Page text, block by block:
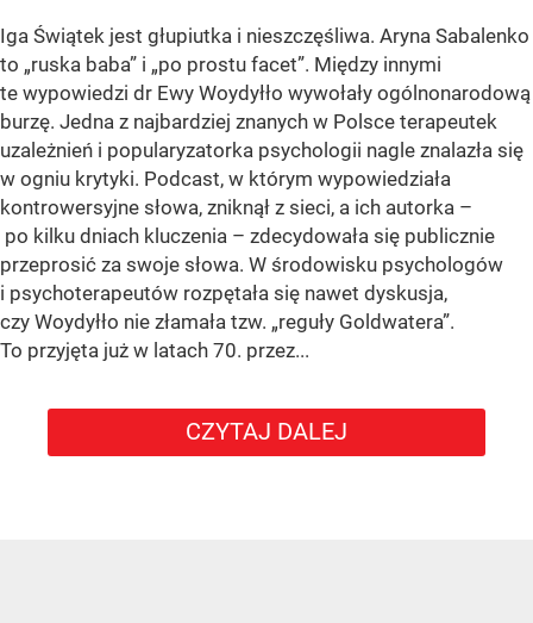
Iga Świątek jest głupiutka i nieszczęśliwa. Aryna Sabalenko
to „ruska baba” i „po prostu facet”. Między innymi
te wypowiedzi dr Ewy Woydyłło wywołały ogólnonarodową
burzę. Jedna z najbardziej znanych w Polsce terapeutek
uzależnień i popularyzatorka psychologii nagle znalazła się
w ogniu krytyki. Podcast, w którym wypowiedziała
kontrowersyjne słowa, zniknął z sieci, a ich autorka –
po kilku dniach kluczenia – zdecydowała się publicznie
przeprosić za swoje słowa. W środowisku psychologów
i psychoterapeutów rozpętała się nawet dyskusja,
czy Woydyłło nie złamała tzw. „reguły Goldwatera”.
To przyjęta już w latach 70. przez...
CZYTAJ DALEJ